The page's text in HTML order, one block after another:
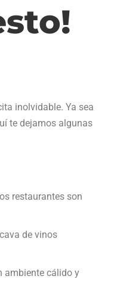
inolvidable. Ya sea
te dejamos algunas
restaurantes son
de vinos
ambiente cálido y